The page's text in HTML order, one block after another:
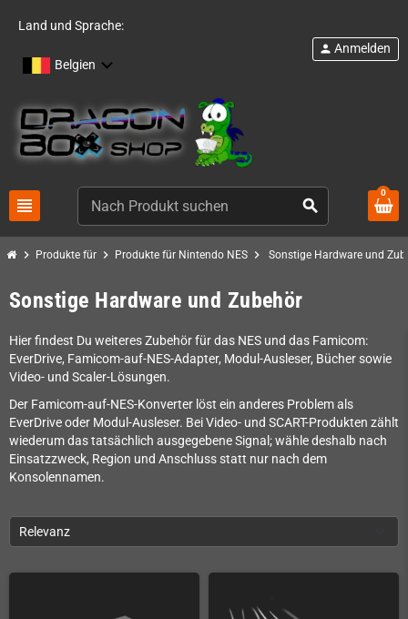
Land und Sprache:
Belgien
view_headline search
person Anmelden
0
chevron_right Produkte für chevron_right Produkte für Nintendo NES chevron_right Sonstige Hardware und
Sonstige Hardware und Zubehör
Hier findest Du weiteres Zubehör für das NES und das Famicom:
EverDrive, Famicom-auf-NES-Adapter, Modul-Ausleser, Bücher sowie
Video- und Scaler-Lösungen.
Der Famicom-auf-NES-Konverter löst ein anderes Problem als
EverDrive oder Modul-Ausleser. Bei Video- und SCART-Produkten zählt
wiederum das tatsächlich ausgegebene Signal; wähle deshalb nach
Einsatzzweck, Region und Anschluss statt nur nach dem
Konsolennamen.
Relevanz